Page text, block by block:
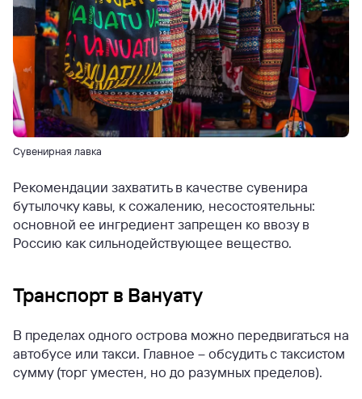
Сувенирная лавка
Рекомендации захватить в качестве сувенира
бутылочку кавы, к сожалению, несостоятельны:
основной ее ингредиент запрещен ко ввозу в
Россию как сильнодействующее вещество.
Транспорт в Вануату
В пределах одного острова можно передвигаться на
автобусе или такси. Главное – обсудить с таксистом
сумму (торг уместен, но до разумных пределов).